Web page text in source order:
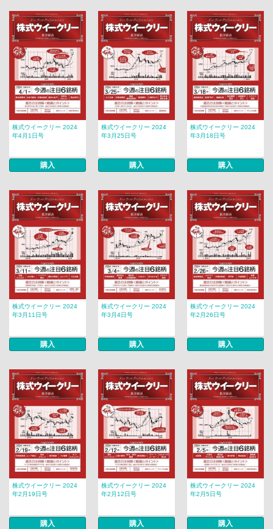
株式ウイークリー 2024
年4月1日号
購入
株式ウイークリー 2024
年3月25日号
購入
株式ウイークリー 2024
年3月18日号
購入
株式ウイークリー 2024
年3月11日号
購入
株式ウイークリー 2024
年3月4日号
購入
株式ウイークリー 2024
年2月26日号
購入
株式ウイークリー 2024
年2月19日号
購入
株式ウイークリー 2024
年2月12日号
購入
株式ウイークリー 2024
年2月5日号
購入